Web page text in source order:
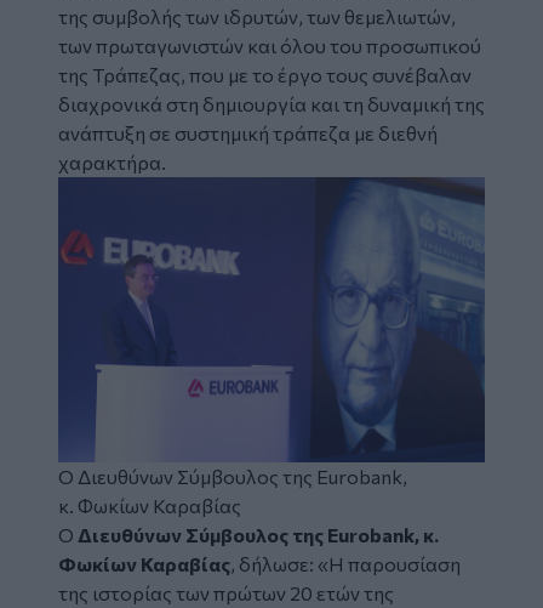
της συμβολής των ιδρυτών, των θεμελιωτών,
των πρωταγωνιστών και όλου του προσωπικού
της Τράπεζας, που με το έργο τους συνέβαλαν
διαχρονικά στη δημιουργία και τη δυναμική της
ανάπτυξη σε συστημική τράπεζα με διεθνή
χαρακτήρα.
Ο Διευθύνων Σύμβουλος της Eurobank,
κ. Φωκίων Καραβίας
Ο Διευθύνων Σύμβουλος της Eurobank, κ.
Φωκίων Καραβίας δήλωσε: «Η παρουσίαση
της ιστορίας των πρώτων 20 ετών της